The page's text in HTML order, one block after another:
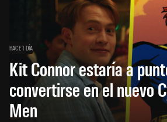
HACE 1 DÍA
Kit Connor estaría a
convertirse en el nuevo
Men